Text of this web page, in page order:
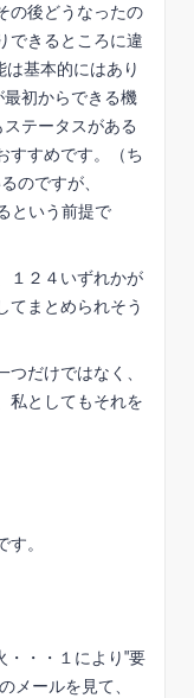
の後どうなったの
できるところに違
は基本的にはあり
最初からできる機
テータスがある
すすめです。（ち
のですが、
という前提で
１２４いずれかが
てまとめられそう
だけではなく、
私としてもそれを
。
・・・１により"要
メールを見て、